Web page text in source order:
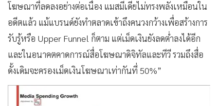
โฆษณาที่ลดลงอย่างต่อเนื่อง แมสมีเดียไม่ทรงพลังเหมือนใน
อดีตแล้ว แม้แบรนด์ยังทำตลาดเข้าถึงคนวงกว้างเพื่อสร้างการ
รับรู้หรือ Upper Funnel ก็ตาม แต่เม็ดเงินยังลดต่ำลงได้อีก
และในอนาคตคาดการณ์สื่อโฆษณาดิจิทัลและทีวี รวมถึงสื่อ
ดั้งเดิมจะครองเม็ดเงินโฆษณาเท่ากันที่ 50%”